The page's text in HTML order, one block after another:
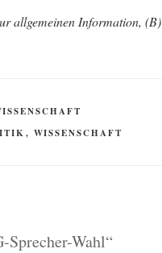
all­ge­mei­nen Infor­ma­ti­on,
, WISSENSCHAFT
Wahl“